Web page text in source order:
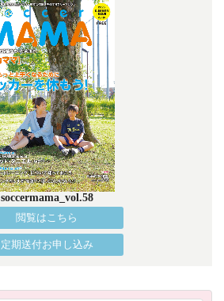
soccermama_vol.58
閲覧はこちら
定期送付お申し込み